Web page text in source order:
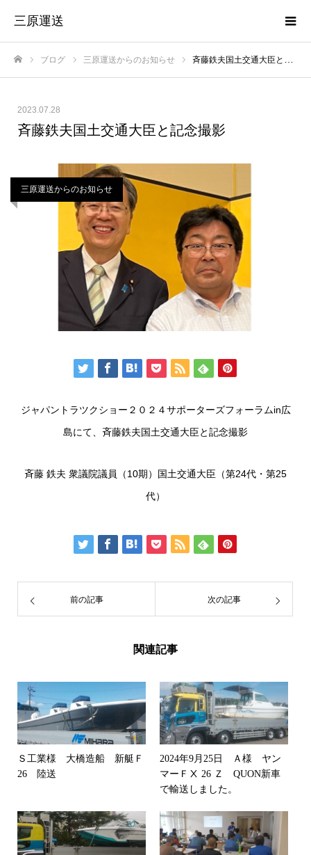
三原運送
ブログ 三原運送からのお知らせ 斉藤鉄夫国土交通大臣と記念撮影
2023.07.28
斉藤鉄夫国土交通大臣と記念撮影
三原運送からのお知らせ
ジャパントラツクショー２０２４サポーターズフォーラムin広
島にて、斉藤鉄夫国土交通大臣と記念撮影
斉藤 鉄夫 衆議院議員（10期）国土交通大臣（第24代・第25
代）
前の記事 次の記事
関連記事
Ｓ工業様 大橋造船 新艇Ｆ
26 陸送
2024年9月25日 Ａ様 ヤン
マーＦⅩ 26 Ｚ QUON新車
で輸送しました。